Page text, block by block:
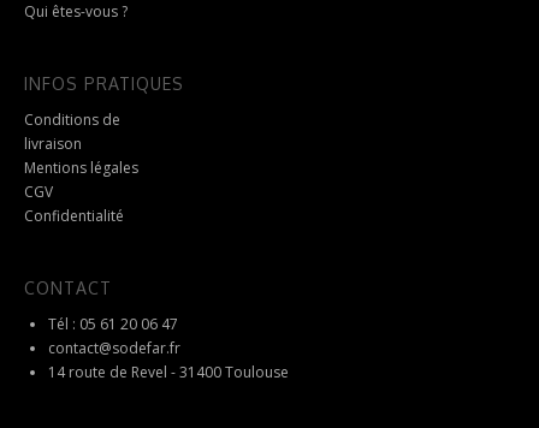
Qui êtes-vous ?
INFOS PRATIQUES
Conditions de
livraison
Mentions légales
CGV
Confidentialité
CONTACT
Tél : 05 61 20 06 47
contact@sodefar.fr
14 route de Revel - 31400 Toulouse